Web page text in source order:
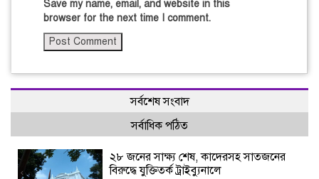
Save my name, email, and website in this
browser for the next time I comment.
সর্বশেষ সংবাদ
সর্বাধিক পঠিত
২৮ জনের সাক্ষ্য শেষ, কাদেরসহ সাতজনের
বিরুদ্ধে যুক্তিতর্ক ট্রাইব্যুনালে